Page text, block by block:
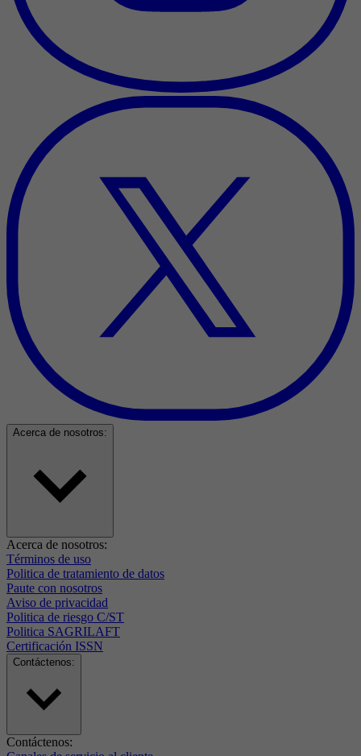
Acerca de nosotros:
Acerca de nosotros:
Términos de uso
Politica de tratamiento de datos
Paute con nosotros
Aviso de privacidad
Politica de riesgo C/ST
Politica SAGRILAFT
Certificación ISSN
Contáctenos:
Contáctenos: